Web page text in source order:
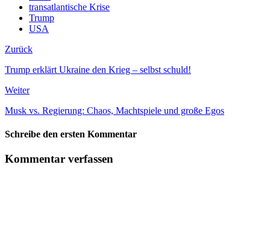
transatlantische Krise
Trump
USA
Zurück
Trump erklärt Ukraine den Krieg – selbst schuld!
Weiter
Musk vs. Regierung: Chaos, Machtspiele und große Egos
Schreibe den ersten Kommentar
Kommentar verfassen